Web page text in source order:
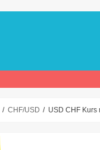
CHF/USD USD CHF Kurs